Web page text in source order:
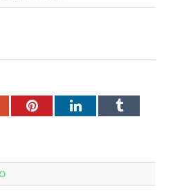
PinterestLinkedInTumblr